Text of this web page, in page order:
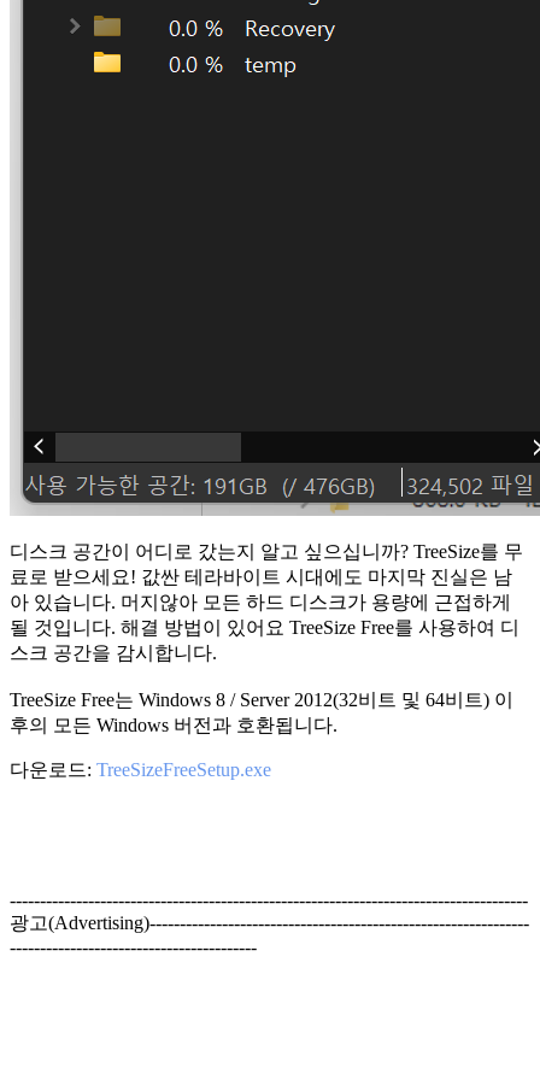
디스크 공간이 어디로 갔는지 알고 싶으십니까? TreeSize를 무
료로 받으세요! 값싼 테라바이트 시대에도 마지막 진실은 남
아 있습니다. 머지않아 모든 하드 디스크가 용량에 근접하게
될 것입니다. 해결 방법이 있어요 TreeSize Free를 사용하여 디
스크 공간을 감시합니다.
TreeSize Free는 Windows 8 / Server 2012(32비트 및 64비트) 이
후의 모든 Windows 버전과 호환됩니다.
다운로드: TreeSizeFreeSetup.exe
--------------------------------------------------------------------------------------
광고(Advertising)---------------------------------------------------------------
-----------------------------------------